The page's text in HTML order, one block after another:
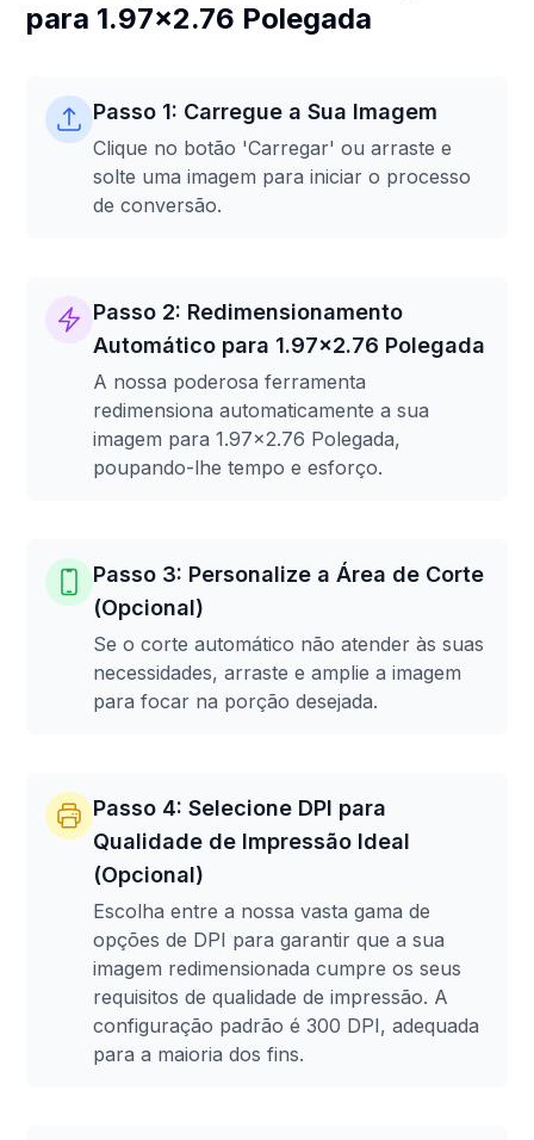
para 1.97x2.76 Polegada
Passo 1: Carregue a Sua Imagem
Clique no botão 'Carregar' ou arraste e
solte uma imagem para iniciar o processo
de conversão.
Passo 2: Redimensionamento
Automático para 1.97x2.76 Polegada
A nossa poderosa ferramenta
redimensiona automaticamente a sua
imagem para 1.97x2.76 Polegada,
poupando-lhe tempo e esforço.
Passo 3: Personalize a Área de Corte
(Opcional)
Se o corte automático não atender às suas
necessidades, arraste e amplie a imagem
para focar na porção desejada.
Passo 4: Selecione DPI para
Qualidade de Impressão Ideal
(Opcional)
Escolha entre a nossa vasta gama de
opções de DPI para garantir que a sua
imagem redimensionada cumpre os seus
requisitos de qualidade de impressão. A
configuração padrão é 300 DPI, adequada
para a maioria dos fins.